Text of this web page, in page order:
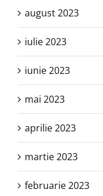
august 2023
iulie 2023
iunie 2023
mai 2023
aprilie 2023
martie 2023
februarie 2023